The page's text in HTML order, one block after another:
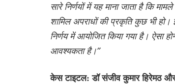
सारे निर्णयों में यह माना जाता है कि
शामिल अपराधों की प्रकृति कुछ भी हो।
निर्णय में आयोजित किया गया है। ऐसा
आवश्यकता है।”
केस टाइटल: डॉ संजीव कुमार हिरेमठ